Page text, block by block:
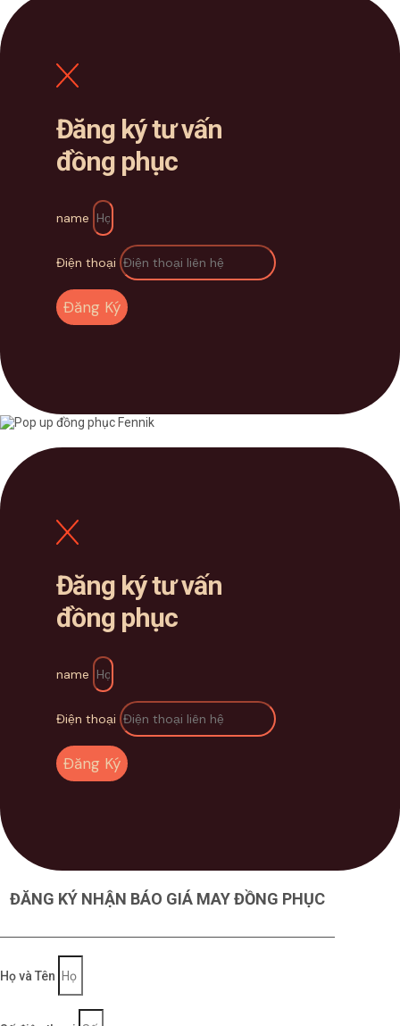
Đăng ký tư vấn
đồng phục
name
Điện thoại
Đăng Ký
Đăng ký tư vấn
đồng phục
name
Điện thoại
Đăng Ký
ĐĂNG KÝ NHẬN BÁO GIÁ MAY ĐỒNG PHỤC
Họ và Tên